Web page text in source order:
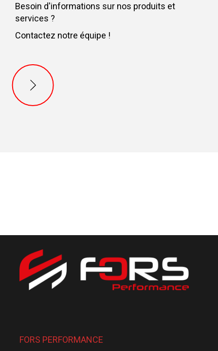
Besoin d'informations sur nos produits et
services ?
Contactez notre équipe !
FORS PERFORMANCE